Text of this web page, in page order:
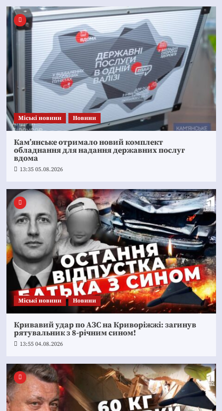
Mіські новини Новини
Кам’янське отримало новий комплект
обладнання для надання державних послуг
вдома
13:35 05.08.2026
Mіські новини Новини
Кривавий удар по АЗС на Криворіжжі: загинув
рятувальник з 8-річним сином!
13:55 04.08.2026